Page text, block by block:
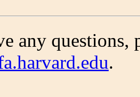
any questions,
.